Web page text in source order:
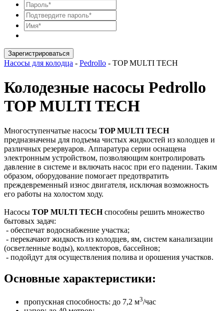
Зарегистрироваться
Насосы для колодца - Pedrollo - TOP MULTI TECH
Колодезные насосы Pedrollo
TOP MULTI TECH
Многоступенчатые насосы TOP MULTI TECH
предназначены для подъема чистых жидкостей из колодцев и
различных резервуаров. Аппаратура серии оснащена
электронным устройством, позволяющим контролировать
давление в системе и включать насос при его падении. Таким
образом, оборудование помогает предотвратить
преждевременный износ двигателя, исключая возможность
его работы на холостом ходу.
Насосы TOP MULTI TECHспособны решить множество
бытовых задач:
- обеспечат водоснабжение участка;
- перекачают жидкость из колодцев, ям, систем канализации
(осветленные воды), коллекторов, бассейнов;
- подойдут для осуществления полива и орошения участков.
Основные характеристики:
пропускная способность: до 7,2 м3/час